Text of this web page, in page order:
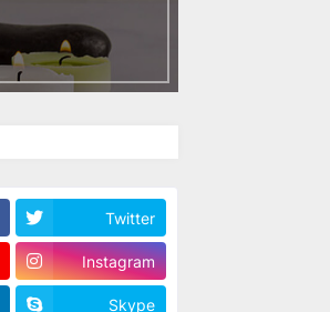
Twitter
Instagram
Skype